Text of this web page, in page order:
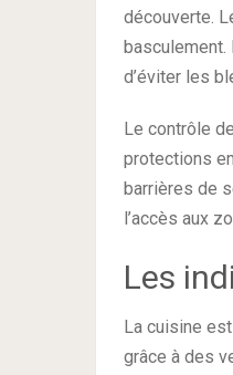
découverte.
d’éviter les
Le contrôle
protections
barrières de
l’accès aux
Les
La cuisine
grâce à des